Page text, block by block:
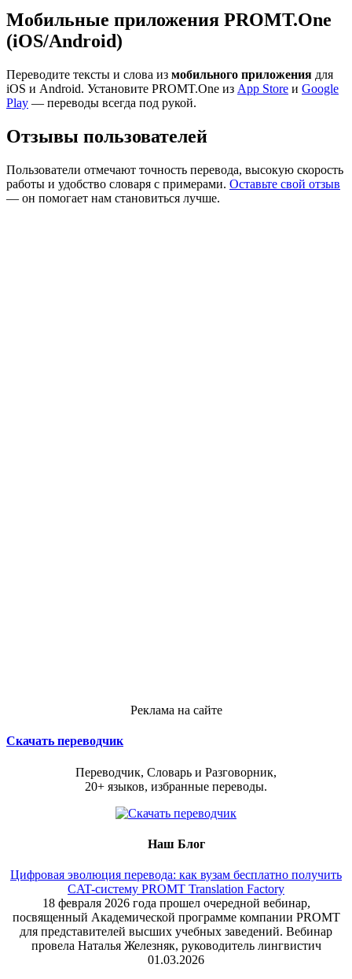
Мобильные приложения PROMT.One
(iOS/Android)
Переводите тексты и слова из мобильного приложения для
iOS и Android. Установите PROMT.One из App Store и Google
Play — переводы всегда под рукой.
Отзывы пользователей
Пользователи отмечают точность перевода, высокую скорость
работы и удобство словаря с примерами. Оставьте свой отзыв
— он помогает нам становиться лучше.
Реклама на сайте
Скачать переводчик
Переводчик, Словарь и Разговорник,
20+ языков, избранные переводы.
Наш Блог
Цифровая эволюция перевода: как вузам бесплатно получить
CAT-систему PROMT Translation Factory
18 февраля 2026 года прошел очередной вебинар,
посвященный Академической программе компании PROMT
для представителей высших учебных заведений. Вебинар
провела Наталья Железняк, руководитель лингвистич
01.03.2026